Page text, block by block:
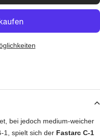
bei jedoch medium-weicher
1, spielt sich der Fastarc C-1